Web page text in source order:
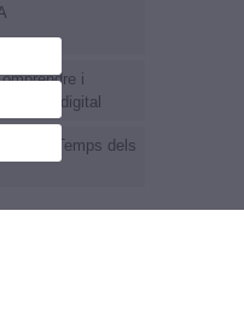
i
gènere digital
El Temps dels